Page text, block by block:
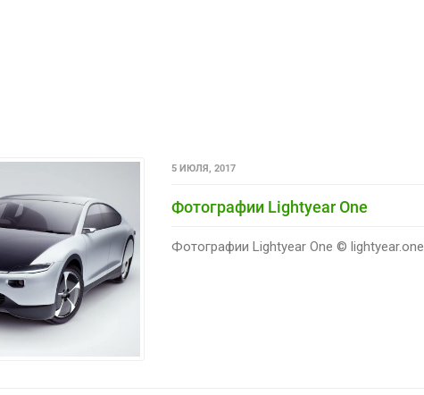
5 ИЮЛЯ, 2017
Фотографии Lightyear One
Фотографии Lightyear One © lightyear.one